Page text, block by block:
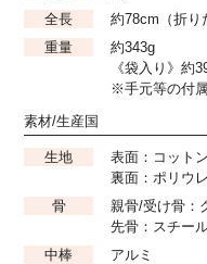
全長
約78cm（折り
重量
約343g
《袋入り》約
※手元等の付
素材/生産国
生地
表面：コット
裏面：ポリウ
骨
親骨/受け骨：
先骨：スチー
中棒
アルミ